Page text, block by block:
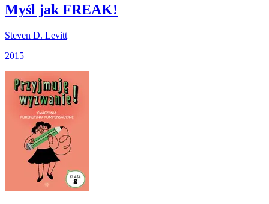
Myśl jak FREAK!
Steven D. Levitt
2015